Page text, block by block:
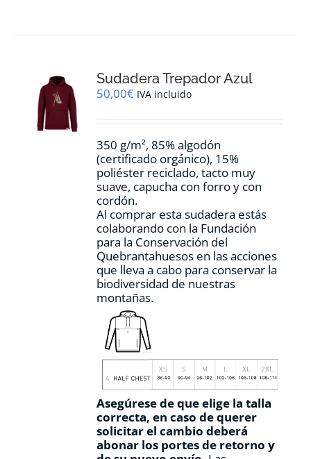
se
pueden
en
página
de
producto
Sudadera Trepador Azul
50,00€ IVA incluido
350 g/m², 85% algodón
(certificado orgánico), 15%
poliéster reciclado, tacto muy
suave, capucha con forro y con
cordón.
Al comprar esta sudadera estás
colaborando con la Fundación
para la Conservación del
Quebrantahuesos en las acciones
que lleva a cabo para conservar la
biodiversidad de nuestras
montañas.
Asegúrese de que elige la talla
correcta, en caso de querer
solicitar el cambio deberá
abonar los portes de retorno y